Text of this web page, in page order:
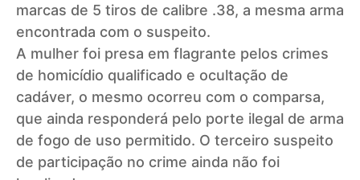
marcas de 5 tiros de calibre .38, a mesma arma
encontrada com o suspeito.
A mulher foi presa em flagrante pelos crimes
de homicídio qualificado e ocultação de
cadáver, o mesmo ocorreu com o comparsa,
que ainda responderá pelo porte ilegal de arma
de fogo de uso permitido. O terceiro suspeito
de participação no crime ainda não foi